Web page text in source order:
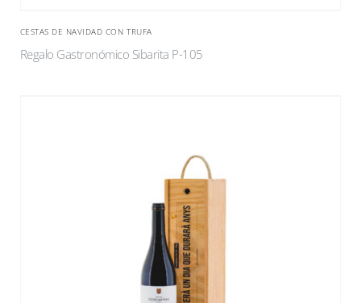
CESTAS DE NAVIDAD CON TRUFA
Regalo Gastronómico Sibarita P-105